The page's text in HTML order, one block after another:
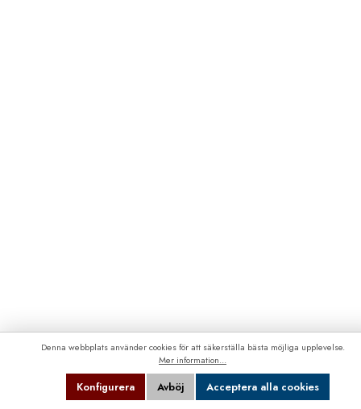
Denna webbplats använder cookies för att säkerställa bästa möjliga upplevelse.
Mer information...
Avböj
Konfigurera Acceptera alla cookies